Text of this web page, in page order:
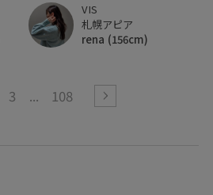
VIS
札幌アピア
rena (156cm)
3 108